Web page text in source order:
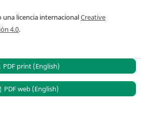
una licencia internacionalCreative
4.0.
PDF print (English)
PDF web (English)